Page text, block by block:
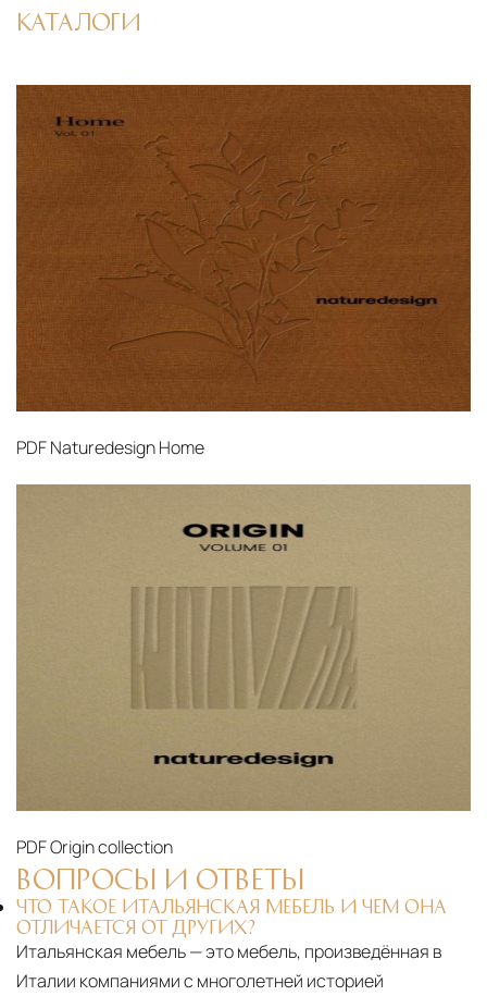
механических повреждений на всех этапах
поставки застрахованы в соответствии с
международными стандартами. Клиенты могут
выбрать дополнительное страхование для
критичных партий товара.
КАТАЛОГИ
PDFNaturedesign Home
PDFOrigin collection
ВОПРОСЫ И ОТВЕТЫ
ЧТО ТАКОЕ ИТАЛЬЯНСКАЯ МЕБЕЛЬ И ЧЕМ ОНА
ОТЛИЧАЕТСЯ ОТ ДРУГИХ?
Итальянская мебель — это мебель, произведённая в
Италии компаниями с многолетней историей